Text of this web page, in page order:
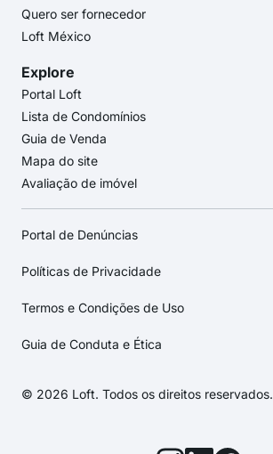
Quero ser fornecedor
Loft México
Explore
Portal Loft
Lista de Condomínios
Guia de Venda
Mapa do site
Avaliação de imóvel
Portal de Denúncias
Políticas de Privacidade
Termos e Condições de Uso
Guia de Conduta e Ética
© 2026 Loft. Todos os direitos reservados.